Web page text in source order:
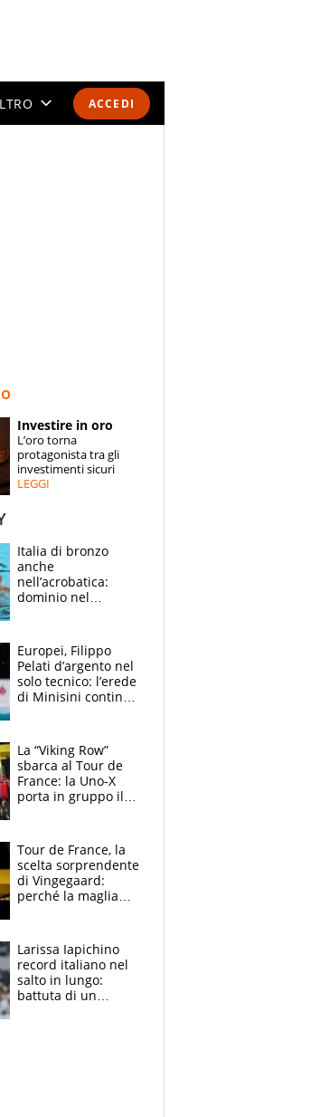
ACCEDI
Investire in oro
L’oro torna
protagonista tra gli
investimenti sicuri
LEGGI
Italia di bronzo
anche
nell’acrobatica:
dominio nel
e compagni
continuare
Europei, Filippo
Pelati d’argento nel
solo tecnico: l’erede
di Minisini continua
mirino
La “Viking Row”
sbarca al Tour de
France: la Uno-X
porta in gruppo il
compagni
Tour de France, la
scelta sorprendente
di Vingegaard:
perché la maglia
rischio da evitare
Larissa Iapichino
record italiano nel
salto in lungo:
battuta di un